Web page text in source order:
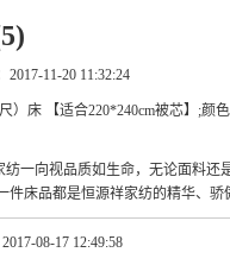
11-20 11:32:24
）床 【适合220*240cm被芯】;颜
一向视品质如生命，无论面料
件床品都是恒源祥家纺的精华、
08-17 12:49:58